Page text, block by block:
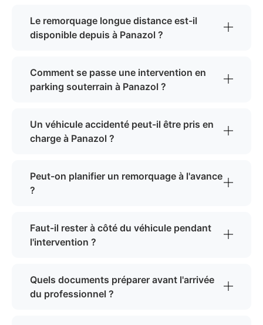
Le remorquage longue distance est-il
disponible depuis à Panazol ?
Comment se passe une intervention en
parking souterrain à Panazol ?
Un véhicule accidenté peut-il être pris en
charge à Panazol ?
Peut-on planifier un remorquage à l'avance
?
Faut-il rester à côté du véhicule pendant
l'intervention ?
Quels documents préparer avant l'arrivée
du professionnel ?